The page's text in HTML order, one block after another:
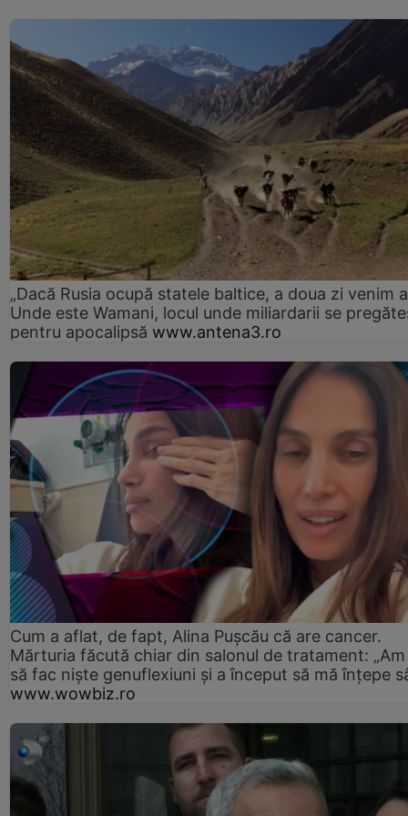
„Dacă Rusia ocupă statele baltice, a doua zi venim
Unde este Wamani, locul unde miliardarii se
pentru apocalipsă www.antena3.ro
Cum a aflat, de fapt, Alina Pușcău că are cancer.
Mărturia făcută chiar din salonul de tratament:
să fac niște genuflexiuni și a început să mă înțepe
www.wowbiz.ro